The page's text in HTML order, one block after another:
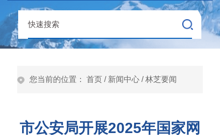
您当前的位置： 首页 / 新闻中心 /林芝要闻
市公安局开展2025年国家网